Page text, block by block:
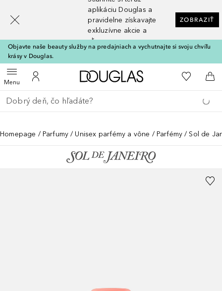
aplikáciu Douglas a
pravidelne získavajte
exkluzívne akcie a
zľavy
ZOBRAZIŤ
Objavte naše beauty služby na predajniach a vychutnajte si svoju chvíľu
krásy v Douglas.
MenuOtvoriť menuDo môjho účtu
Domov Do môjho
Do
Choď späť
Vykonajte vyhľadávanie
Homepage Parfumy Unisex parfémy a vône Parfémy Sol de
[navigation.slideout.screenreader]